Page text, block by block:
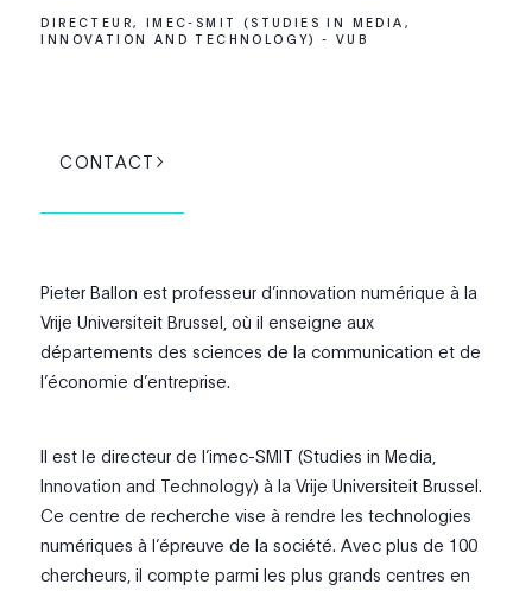
DIRECTEUR, IMEC-SMIT (STUDIES IN MEDIA,
INNOVATION AND TECHNOLOGY) - VUB
CONTACT
Pieter Ballon est professeur d’innovation numérique à la
Vrije Universiteit Brussel, où il enseigne aux
départements des sciences de la communication et de
l’économie d’entreprise.
Il est le directeur de l’imec-SMIT (Studies in Media,
Innovation and Technology) à la Vrije Universiteit Brussel.
Ce centre de recherche vise à rendre les technologies
numériques à l’épreuve de la société. Avec plus de 100
chercheurs, il compte parmi les plus grands centres en